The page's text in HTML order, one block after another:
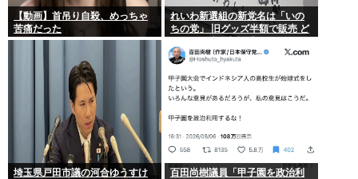
【動画】首吊り自殺、めっちゃ
苦痛だった
れいわ新選組の新党名は「いの
ちの党」 旧グッズ半額で販売 ど
埼玉県戸田市議の河合ゆうすけ
百田尚樹議員「甲子園を政治利